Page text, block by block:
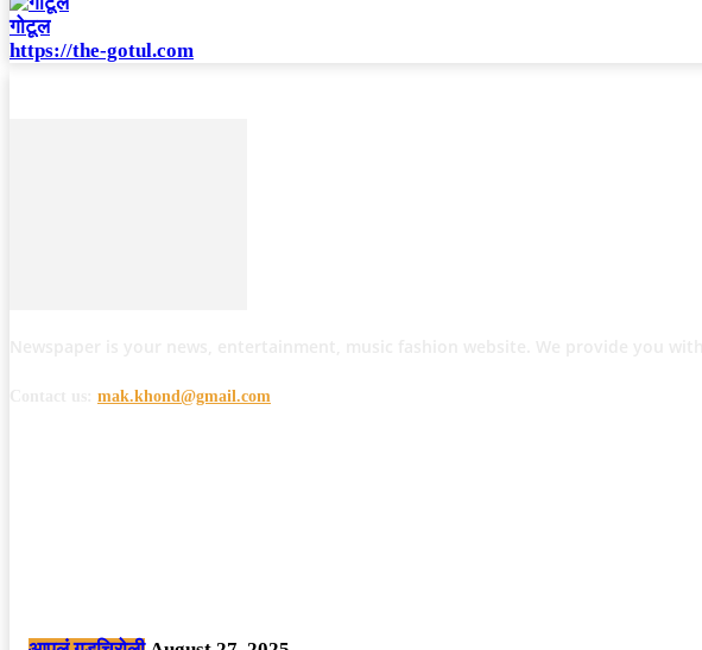
गोटूल
https://the-gotul.com
mak.khond@gmail.com